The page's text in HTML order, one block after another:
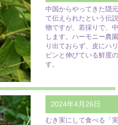
中国からやってきた隠
て伝えられたという伝
物ですが、若採りで、
します。ハーモニー農
り出ておらず、皮にハ
ピンと伸びている鮮度
す。
2024年4月26日
むき実にして食べる「